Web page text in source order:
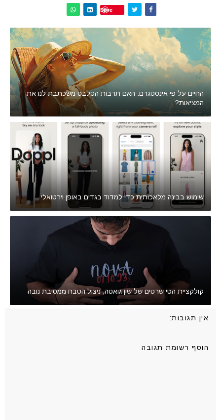
Save
החיים על פי אינסטגרם: האם תרבות הסלבס משכתבת לנו את
המציאות?
שימוש בבינה מלאכותית כדי למדוד בגדים באופן וירטואלי
קולקציית הטי שרטים של שון גואטה, ניצול הטבח ממסיבת נובה
אין תגובות:
הוסף רשומת תגובה